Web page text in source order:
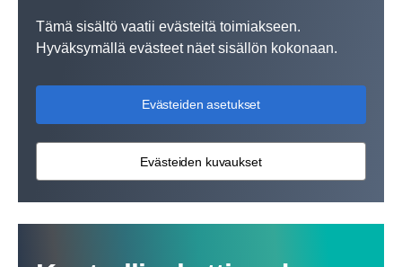
Tämä sisältö vaatii evästeitä toimiakseen.
Hyväksymällä evästeet näet sisällön kokonaan.
Evästeiden asetukset
Evästeiden kuvaukset